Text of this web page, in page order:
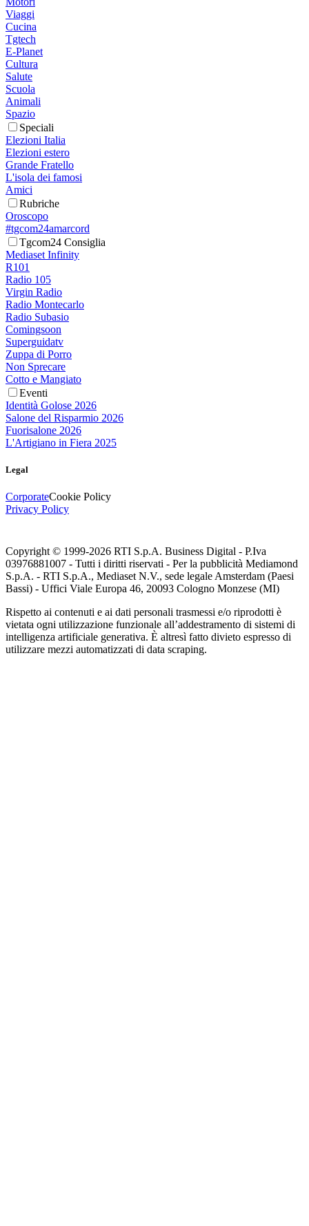
Viaggi
Cucina
Tgtech
E-Planet
Cultura
Salute
Scuola
Animali
Spazio
Speciali
Elezioni Italia
Elezioni estero
Grande Fratello
L'isola dei famosi
Amici
Rubriche
Oroscopo
#tgcom24amarcord
Tgcom24 Consiglia
Mediaset Infinity
R101
Radio 105
Virgin Radio
Radio Montecarlo
Radio Subasio
Comingsoon
Superguidatv
Zuppa di Porro
Non Sprecare
Cotto e Mangiato
Eventi
Identità Golose 2026
Salone del Risparmio 2026
Fuorisalone 2026
L'Artigiano in Fiera 2025
Legal
CorporateCookie Policy
Privacy Policy
Copyright © 1999-2026 RTI S.p.A. Business Digital - P.Iva
03976881007 - Tutti i diritti riservati - Per la pubblicità Mediamond
S.p.A. - RTI S.p.A., Mediaset N.V., sede legale Amsterdam (Paesi
Bassi) - Uffici Viale Europa 46, 20093 Cologno Monzese (MI)
Rispetto ai contenuti e ai dati personali trasmessi e/o riprodotti è
vietata ogni utilizzazione funzionale all’addestramento di sistemi di
intelligenza artificiale generativa. È altresì fatto divieto espresso di
utilizzare mezzi automatizzati di data scraping.